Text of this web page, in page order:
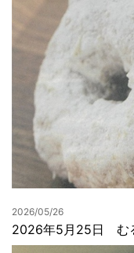
2026/05/26
2026年5月25日 む